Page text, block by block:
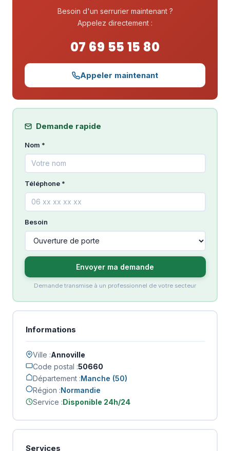
Besoin d'un serrurier maintenant ?
Appelez directement :
07 69 55 15 80
Appeler maintenant
Demande rapide
Nom *
Téléphone *
Besoin
Envoyer ma demande
Demande transmise à un professionnel de votre secteur
Informations
Ville :Annoville
Code postal :50660
Département :Manche (50)
Région :Normandie
Service :Disponible 24h/24
Services